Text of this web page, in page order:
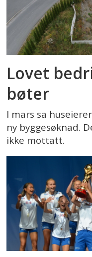
Lovet
bøter
I mars sa
ny byggesøknad.
ikke mottatt.